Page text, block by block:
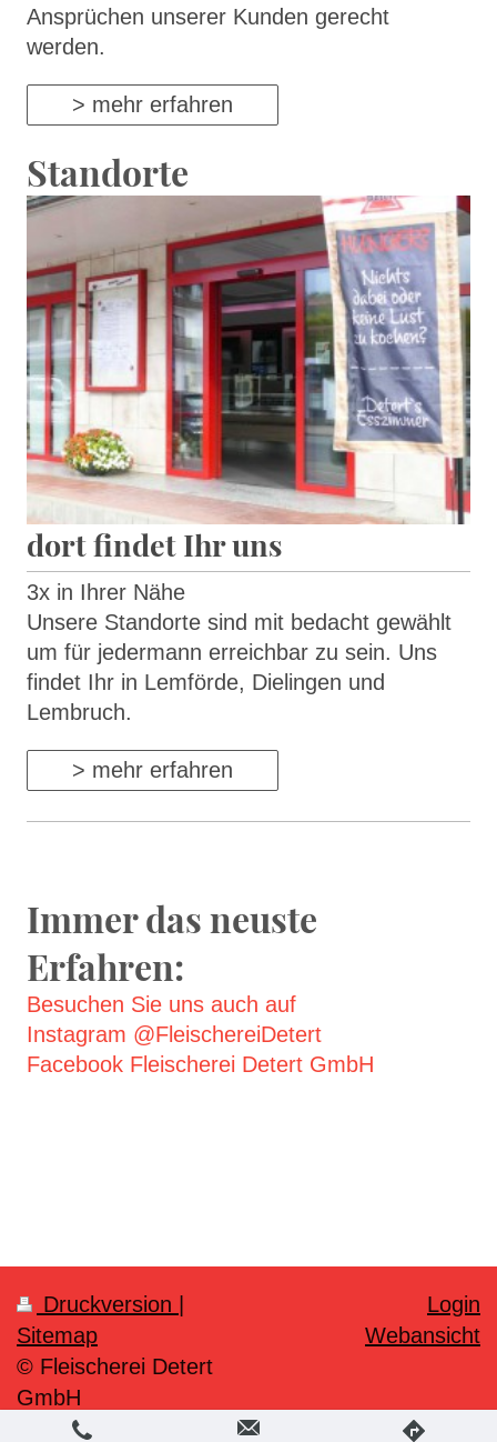
Ansprüchen unserer Kunden gerecht
werden.
> mehr erfahren
Standorte
dort findet Ihr uns
3x in Ihrer Nähe
Unsere Standorte sind mit bedacht gewählt
um für jedermann erreichbar zu sein. Uns
findet Ihr in Lemförde, Dielingen und
Lembruch.
> mehr erfahren
Immer das neuste
Erfahren:
Besuchen Sie uns auch auf
Instagram @FleischereiDetert
Facebook Fleischerei Detert GmbH
Druckversion |
Sitemap
© Fleischerei Detert
GmbH
Login
Webansicht